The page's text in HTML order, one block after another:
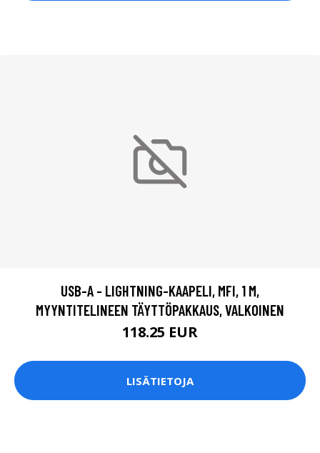
USB-A - LIGHTNING-KAAPELI, MFI, 1 M,
MYYNTITELINEEN TÄYTTÖPAKKAUS, VALKOINEN
118.25 EUR
LISÄTIETOJA